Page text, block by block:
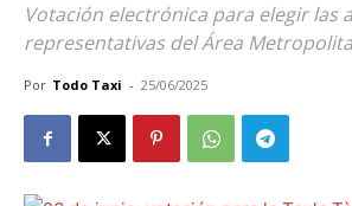
Votación electrónica para elegir las
representativas del Área
Por Todo Taxi - 25/06/2025